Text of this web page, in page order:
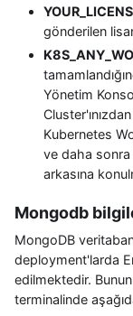
gönderilen
Yönetim
Kubernetes
ve daha sonra
arkasına
Mongodb
MongoDB
deployment'larda
edilmektedir.
terminalinde